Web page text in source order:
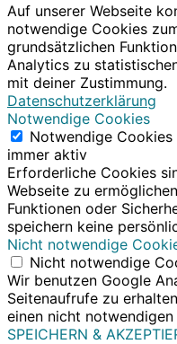
Auf unserer Webseite
notwendige Cookies
grundsätzlichen
Analytics zu
mit deiner Zustimmung.
Datenschutzerklärung
Notwendige Cookies
Notwendige Cookies
immer aktiv
Erforderliche Cookies
Webseite zu
Funktionen oder
speichern keine
Nicht notwendige
Nicht notwendige
Wir benutzen Google
Seitenaufrufe zu
einen nicht notwendigen
SPEICHERN &